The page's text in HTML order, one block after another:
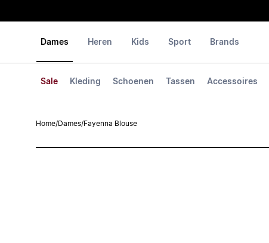
Dames
Sale Kleding Schoenen Tassen Accessoires
Heren Kids Sport Brands
Home/Dames/Fayenna Blouse